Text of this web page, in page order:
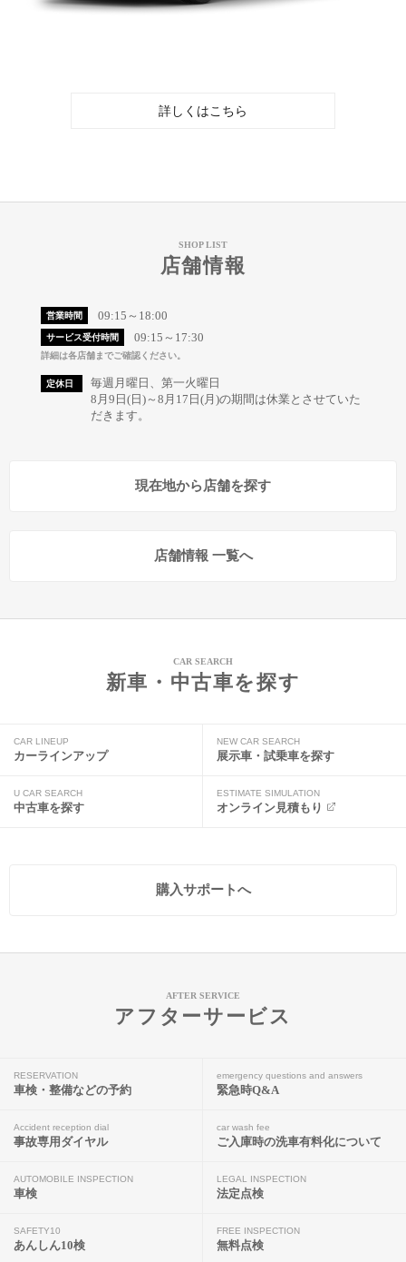
詳しくはこちら
SHOP LIST
店舗情報
営業時間 09:15～18:00
サービス受付時間 09:15～17:30
詳細は各店舗までご確認ください。
定休日
毎週月曜日、第一火曜日
8月9日(日)～8月17日(月)の期間は休業とさせていた
だきます。
現在地から店舗を探す
店舗情報 一覧へ
CAR SEARCH
新車・中古車を探す
CAR LINEUP
カーラインアップ
NEW CAR SEARCH
展示車・試乗車を探す
U CAR SEARCH
中古車を探す
ESTIMATE SIMULATION
オンライン見積もり
購入サポートへ
AFTER SERVICE
アフターサービス
RESERVATION
車検・整備などの予約
emergency questions and answers
緊急時Q&A
Accident reception dial
事故専用ダイヤル
car wash fee
ご入庫時の洗車有料化について
AUTOMOBILE INSPECTION
車検
LEGAL INSPECTION
法定点検
SAFETY10
あんしん10検
FREE INSPECTION
無料点検